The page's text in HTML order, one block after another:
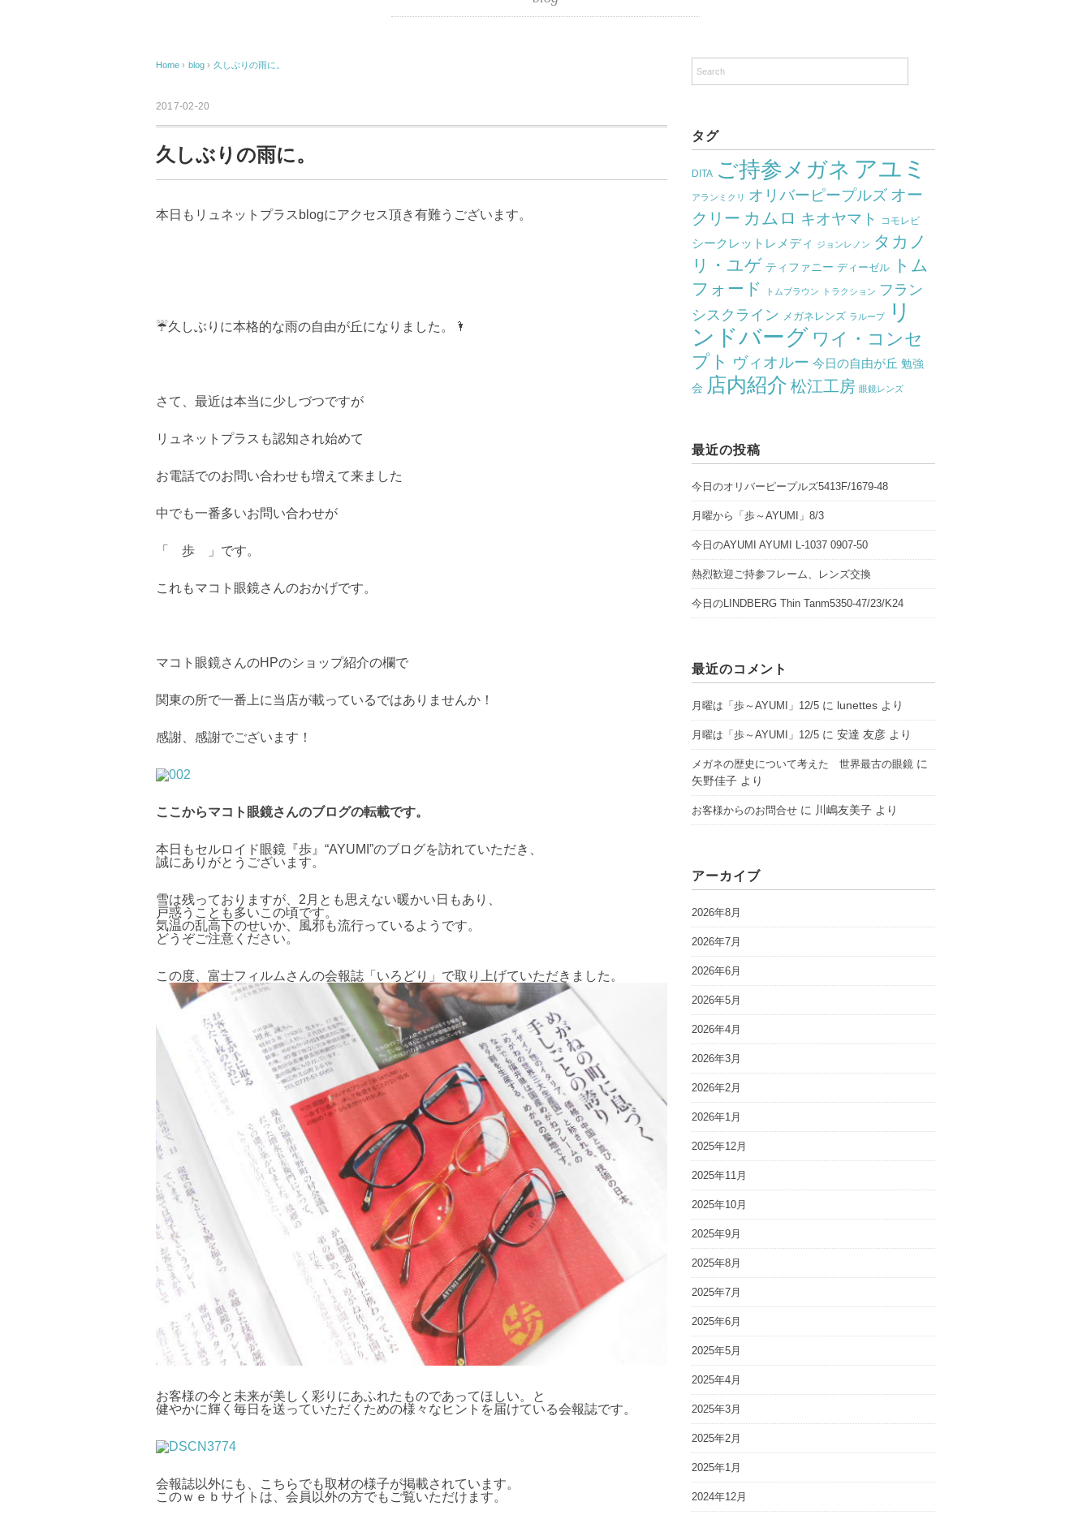
Home › blog › 久しぶりの雨に。
2017-02-20
久しぶりの雨に。
本日もリュネットプラスblogにアクセス頂き有難うございます。
☔久しぶりに本格的な雨の自由が丘になりました。🌂
さて、最近は本当に少しづつですが
リュネットプラスも認知され始めて
お電話でのお問い合わせも増えて来ました
中でも一番多いお問い合わせが
「 歩 」です。
これもマコト眼鏡さんのおかげです。
マコト眼鏡さんのHPのショップ紹介の欄で
関東の所で一番上に当店が載っているではありませんか！
感謝、感謝でございます！
ここからマコト眼鏡さんのブログの転載です。
本日もセルロイド眼鏡『歩』“AYUMI”のブログを訪れていただき、
誠にありがとうございます。
雪は残っておりますが、2月とも思えない暖かい日もあり、
戸惑うことも多いこの頃です。
気温の乱高下のせいか、風邪も流行っているようです。
どうぞご注意ください。
この度、富士フィルムさんの会報誌「いろどり」で取り上げていただきました。
お客様の今と未来が美しく彩りにあふれたものであってほしい。と
健やかに輝く毎日を送っていただくための様々なヒントを届けている会報誌です。
会報誌以外にも、こちらでも取材の様子が掲載されています。
このｗｅｂサイトは、会員以外の方でもご覧いただけます。
タグ
DITA ご持参メガネ アユミ
アランミクリ オリバーピープルズ オー
クリー カムロ キオヤマト コモレビ
シークレットレメディ ジョンレノン タカノ
リ・ユゲ ティファニー ディーゼル
トム
フォード
トムブラウン トラクション フラン
シスクライン メガネレンズ ラループ
リ
ンドバーグ ワイ・コンセ
プト ヴィオルー 今日の自由が丘 勉強
会 店内紹介 松江工房 眼鏡レンズ
最近の投稿
今日のオリバーピープルズ5413F/1679-48
月曜から「歩～AYUMI」8/3
今日のAYUMI AYUMI L-1037 0907-50
熱烈歓迎ご持参フレーム、レンズ交換
今日のLINDBERG Thin Tanm5350-47/23/K24
最近のコメント
月曜は「歩～AYUMI」12/5 に lunettes より
月曜は「歩～AYUMI」12/5 に安達 友彦 より
メガネの歴史について考えた 世界最古の眼鏡 に
矢野佳子 より
お客様からのお問合せ に 川嶋友美子 より
アーカイブ
2026年8月
2026年7月
2026年6月
2026年5月
2026年4月
2026年3月
2026年2月
2026年1月
2025年12月
2025年11月
2025年10月
2025年9月
2025年8月
2025年7月
2025年6月
2025年5月
2025年4月
2025年3月
2025年2月
2025年1月
2024年12月